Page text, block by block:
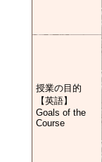
授業の目的
【英語】
Goals of the
Course